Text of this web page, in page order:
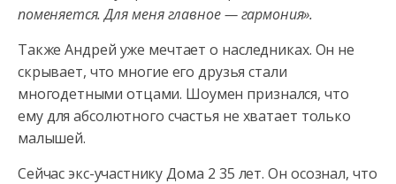
поменяется. Для меня главное — гармония».
Также Андрей уже мечтает о наследниках. Он не
скрывает, что многие его друзья стали
многодетными отцами. Шоумен признался, что
ему для абсолютного счастья не хватает только
малышей.
Сейчас экс-участнику Дома 2 35 лет. Он осознал, что